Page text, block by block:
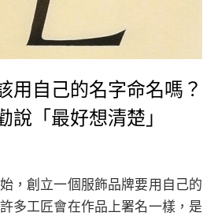
用自己的名字命名嗎？
說「最好想清楚」
，創立一個服飾品牌要用自己的
多工匠會在作品上署名一樣，是